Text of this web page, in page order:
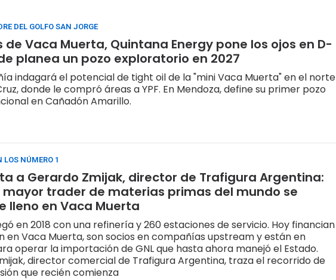
DEL GOLFO SAN JORGE
de Vaca Muerta, Quintana Energy pone los ojos en D-
planea un pozo exploratorio en 2027
indagará el potencial de tight oil de la "mini Vaca Muerta" en el norte
donde le compró áreas a YPF. En Mendoza, define su primer pozo
en Cañadón Amarillo.
LOS NÚMERO 1
a Gerardo Zmijak, director de Trafigura Argentina:
mayor trader de materias primas del mundo se
lleno en Vaca Muerta
en 2018 con una refinería y 260 estaciones de servicio. Hoy financian
en Vaca Muerta, son socios en compañías upstream y están en
operar la importación de GNL que hasta ahora manejó el Estado.
director comercial de Trafigura Argentina, traza el recorrido de
que recién comienza